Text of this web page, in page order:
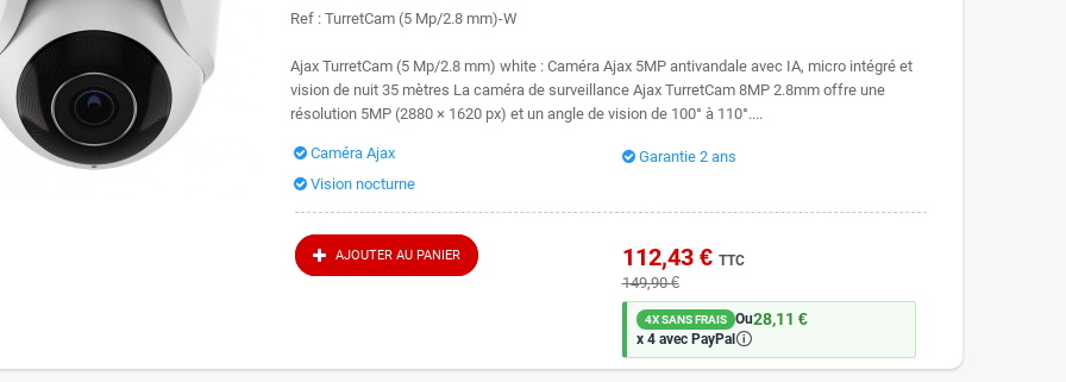
Ref : TurretCam (5 Mp/2.8 mm)-W
Ajax TurretCam (5 Mp/2.8 mm) white : Caméra Ajax 5MP antivandale avec IA, micro intégré et
vision de nuit 35 mètres La caméra de surveillance Ajax TurretCam 8MP 2.8mm offre une
résolution 5MP (2880 × 1620 px) et un angle de vision de 100° à 110°....
Caméra Ajax
Vision nocturne
Garantie 2 ans
AJOUTER AU PANIER 112,43 € TTC
149,90 €
4X SANS FRAIS Ou28,11 €
x 4 avec PayPal🛈